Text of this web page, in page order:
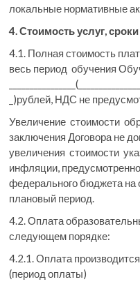
локальные нормативные
4. Стоимость услуг,
4.1. Полная стоимость
весь период обучения
_)рублей, НДС не
Увеличение стоимости
заключения Договора не
увеличения стоимости
инфляции,
федерального бюджета на
плановый период.
4.2. Оплата
следующем порядке:
4.2.1. Оплата производится
(период оплаты)